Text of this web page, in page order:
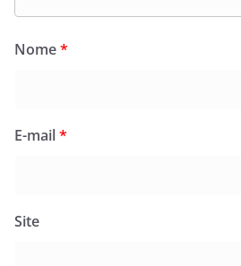
Nome*
E-mail*
Site